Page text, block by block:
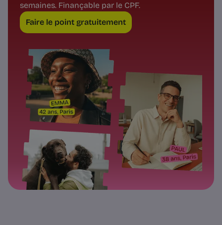
semaines. Finançable par le CPF.
Faire le point gratuitement